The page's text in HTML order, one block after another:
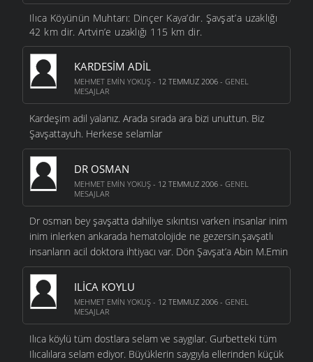
Ilıca Köyünün Muhtarı: Dinçer Kaya’dır. Şavşat’a uzaklığı
42 km dir. Artvin’e uzaklığı 115 km dir.
KARDESIM ADIL
MEHMET EMIN YOKUŞ - 12 TEMMUZ 2006 - GENEL
MESAJLAR
Kardeşim adil yalanız. Arada sırada ara bizi unuttun. Biz
Şavşattayuh. Herkese selamlar
DR OSMAN
MEHMET EMIN YOKUŞ - 12 TEMMUZ 2006 - GENEL
MESAJLAR
Dr osman bey şavşatta dahiliye sıkıntısı varken insanlar inim
inim inlerken ankarada hematolojide ne gezersin.şavşatlı
insanların acil doktora ihtiyacı var. Dön Şavşat’a Abin M.Emin
ILICA KOYLU
MEHMET EMIN YOKUŞ - 12 TEMMUZ 2006 - GENEL
MESAJLAR
Ilıca köylü tüm dostlara selam ve saygılar. Gurbetteki tüm
Ilıcalılara selam ediyor. Büyüklerin saygıyla ellerinden küçük